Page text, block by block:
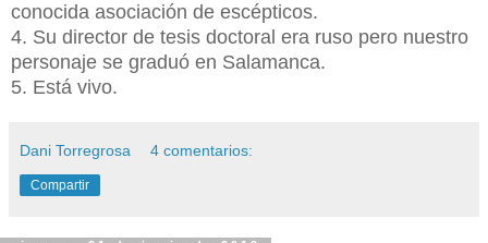
conocida asociación de escépticos.
4. Su director de tesis doctoral era ruso pero nuestro
personaje se graduó en Salamanca.
5. Está vivo.
Dani Torregrosa 4 comentarios:
Compartir